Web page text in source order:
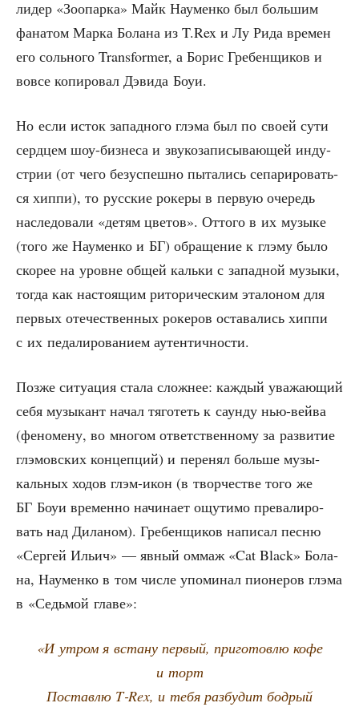
лидер «Зоо­пар­ка» Майк Нау­мен­ко был боль­шим
фана­том Мар­ка Бола­на из T.Rex и Лу Рида вре­мен
его соль­но­го Transformer, а Борис Гре­бен­щи­ков и
вовсе копи­ро­вал Дэви­да Боуи.
Но если исток запад­но­го глэ­ма был по сво­ей сути
серд­цем шоу-биз­не­са и зву­ко­за­пи­сы­ва­ю­щей инду­
стрии (от чего без­успеш­но пыта­лись сепа­ри­ро­вать­
ся хип­пи), то рус­ские роке­ры в первую оче­редь
насле­до­ва­ли «детям цве­тов». Отто­го в их музы­ке
(того же Нау­мен­ко и БГ) обра­ще­ние к глэму было
ско­рее на уровне общей каль­ки с запад­ной музы­ки,
тогда как насто­я­щим рито­ри­че­ским эта­ло­ном для
пер­вых оте­че­ствен­ных роке­ров оста­ва­лись хип­пи
с их педа­ли­ро­ва­ни­ем аутентичности.
Поз­же ситу­а­ция ста­ла слож­нее: каж­дый ува­жа­ю­щий
себя музы­кант начал тяго­теть к саун­ду нью-вей­ва
(фено­ме­ну, во мно­гом ответ­ствен­но­му за раз­ви­тие
глэмов­ских кон­цеп­ций) и пере­нял боль­ше музы­
каль­ных ходов глэм-икон (в твор­че­стве того же
БГ Боуи вре­мен­но начи­на­ет ощу­ти­мо пре­ва­ли­ро­
вать над Дила­ном). Гре­бен­щи­ков напи­сал пес­ню
«Сер­гей Ильич» — явный оммаж «Cat Black» Бола­
на, Нау­мен­ко в том чис­ле упо­ми­нал пио­не­ров глэ­ма
в «Седь­мой главе»:
«И утром я вста­ну пер­вый, при­го­тов­лю кофе
и торт
Постав­лю T‑Rex, и тебя раз­бу­дит бод­рый